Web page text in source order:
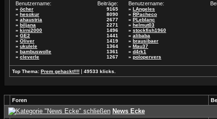
Benutzername:
Beiträge:
» öcher
» hesokur
» ahaustria
» biljana
» kirni2000
» GE2
» Oliver
» ukulele
» bambuswolle
» cleverle
9165
8090
2677
2271
1496
1441
1419
1364
1361
1267
Benutzername:
» LAngeles
» RPacheco
» PLeblanc
» helmut03
» stockfish1960
» alibaba
» brausibaer
» Mau37
» d4rk1
» polopervers
Top Thema: Prem gehackt!!!! | 49533 klicks.
Foren
News Ecke